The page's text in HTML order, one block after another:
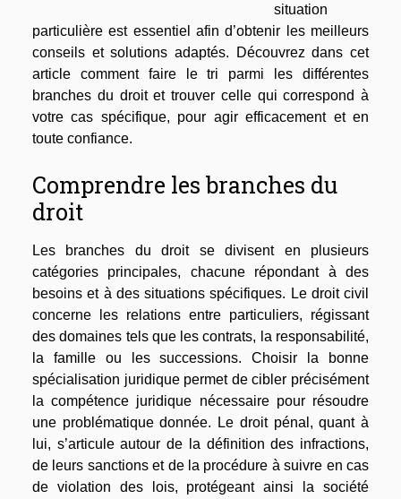
situation
particulière est essentiel afin d’obtenir les meilleurs
conseils et solutions adaptés. Découvrez dans cet
article comment faire le tri parmi les différentes
branches du droit et trouver celle qui correspond à
votre cas spécifique, pour agir efficacement et en
toute confiance.
Comprendre les branches du
droit
Les branches du droit se divisent en plusieurs
catégories principales, chacune répondant à des
besoins et à des situations spécifiques. Le droit civil
concerne les relations entre particuliers, régissant
des domaines tels que les contrats, la responsabilité,
la famille ou les successions. Choisir la bonne
spécialisation juridique permet de cibler précisément
la compétence juridique nécessaire pour résoudre
une problématique donnée. Le droit pénal, quant à
lui, s’articule autour de la définition des infractions,
de leurs sanctions et de la procédure à suivre en cas
de violation des lois, protégeant ainsi la société